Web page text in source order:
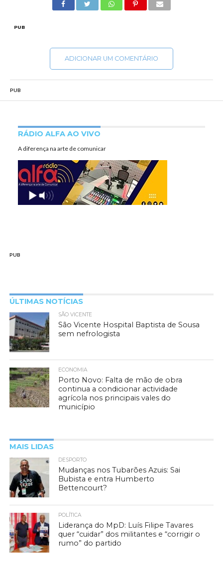
PUB
ADICIONAR UM COMENTÁRIO
PUB
RÁDIO ALFA AO VIVO
A diferença na arte de comunicar
PUB
ÚLTIMAS NOTÍCIAS
SÃO VICENTE
São Vicente Hospital Baptista de Sousa
sem nefrologista
ECONOMIA
Porto Novo: Falta de mão de obra
continua a condicionar actividade
agrícola nos principais vales do
município
MAIS LIDAS
DESPORTO
Mudanças nos Tubarões Azuis: Sai
Bubista e entra Humberto
Bettencourt?
POLÍTICA
Liderança do MpD: Luís Filipe Tavares
quer “cuidar” dos militantes e “corrigir o
rumo” do partido